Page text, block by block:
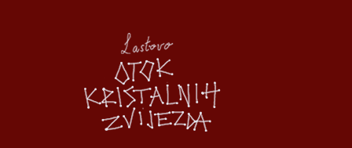
Groblje
Groblje